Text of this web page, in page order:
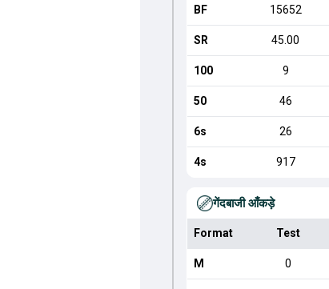
BF 15652
SR 45.00
100 9
50 46
6s 26
4s 917
गेंदबाजी आँकड़े
Format Test
M 0